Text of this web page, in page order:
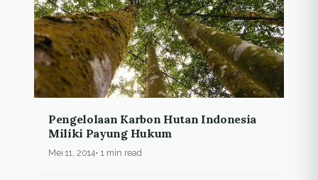
Pengelolaan Karbon Hutan Indonesia
Miliki Payung Hukum
Mei 11, 2014 1 min read